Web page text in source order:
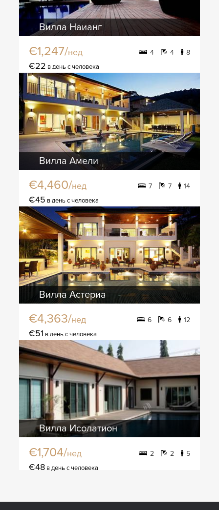
Вилла Наианг
€1,247/нед 4 4 8
€22 в день с человека
Вилла Амели
€4,460/нед 7 7 14
€45 в день с человека
Вилла Астериа
€4,363/нед 6 6 12
€51 в день с человека
Вилла Исолатион
€1,704/нед 2 2 5
€48 в день с человека